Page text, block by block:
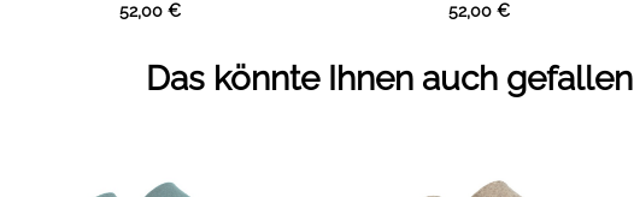
52,00 € 52,00 €
Das könnte Ihnen auch gefallen